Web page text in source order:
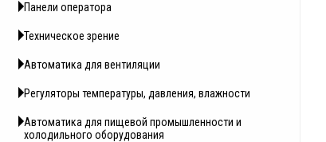
Панели оператора
Техническое зрение
Автоматика для вентиляции
Регуляторы температуры, давления, влажности
Автоматика для пищевой промышленности и
холодильного оборудования